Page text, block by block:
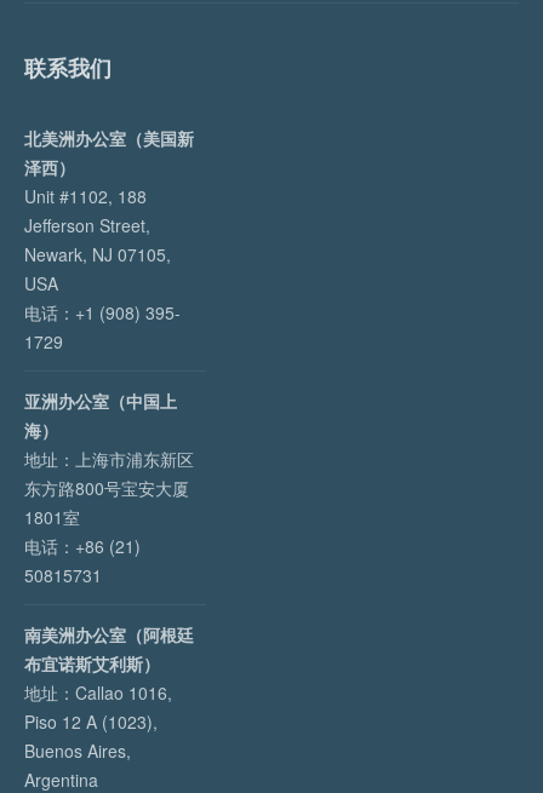
联系我们
北美洲办公室（美国新
泽西）
Unit #1102, 188
Jefferson Street,
Newark, NJ 07105,
USA
电话：+1 (908) 395-
1729
亚洲办公室（中国上
海）
地址：上海市浦东新区
东方路800号宝安大厦
1801室
电话：+86 (21)
50815731
南美洲办公室（阿根廷
布宜诺斯艾利斯）
地址：Callao 1016,
Piso 12 A (1023),
Buenos Aires,
Argentina